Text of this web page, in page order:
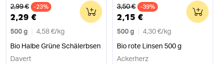
Alter Preis
2,99 € -23%
2,29 €
500 g 4,58 €/ kg
Bio Halbe Grüne Schälerbsen
0
Davert
Alter Preis
3,50 € -39%
2,15 €
500 g 4,30 €/ kg
Bio rote Linsen 500 g
0
Ackerherz